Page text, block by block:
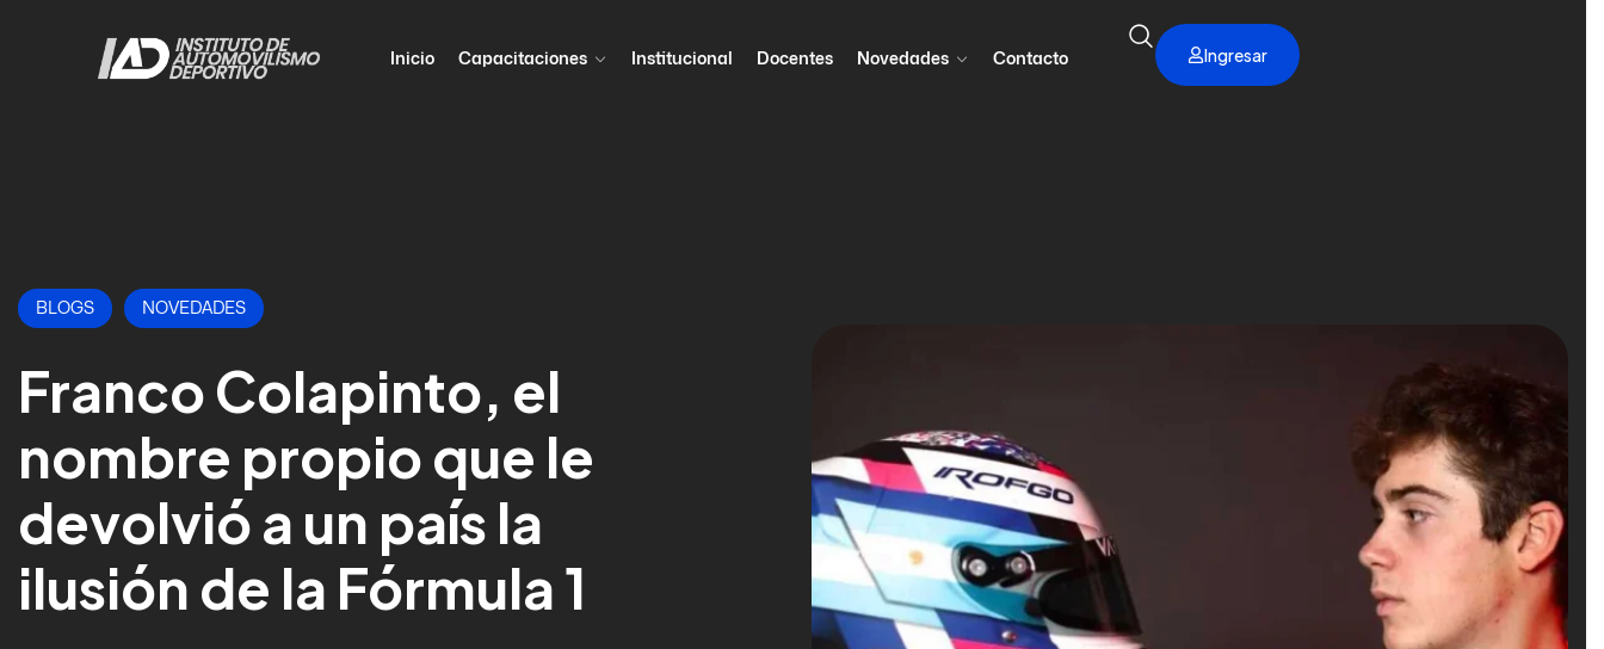
Inicio Capacitaciones Institucional Docentes Novedades Contacto Ingresar
BLOGS NOVEDADES
Franco Colapinto, el
nombre propio que le
devolvió a un país la
ilusión de la Fórmula 1